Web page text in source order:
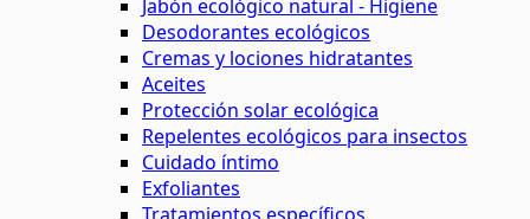
Jabón ecológico natural - Higiene
Desodorantes ecológicos
Cremas y lociones hidratantes
Aceites
Protección solar ecológica
Repelentes ecológicos para insectos
Cuidado íntimo
Exfoliantes